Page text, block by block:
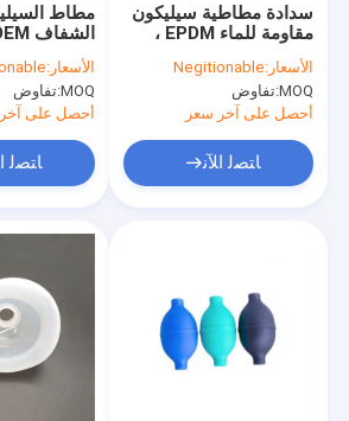
معلومات عنا
جولة في المعمل
مطاط
قوالب غير
الأسعار:
MOQ: تفاوض
أحصل على
ﺎﺘﺼﻟ
سدادة مطاطية سيليكون
مقاومة للماء EPDM ،
سدادة مطاطية مضادة
للاهتراء للطعام
الأسعار:Negitionable
MOQ: تفاوض
أحصل على آخر سعر
ﺎﺘﺼﻟ ﺍﻶﻧ